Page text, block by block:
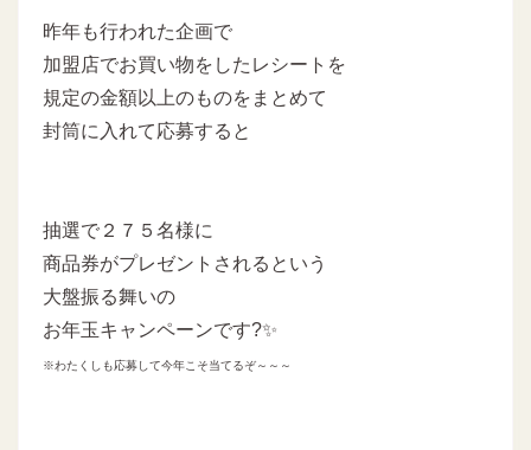
昨年も行われた企画で
加盟店でお買い物をしたレシートを
規定の金額以上のものをまとめて
封筒に入れて応募すると
抽選で２７５名様に
商品券がプレゼントされるという
大盤振る舞いの
お年玉キャンペーンです?✨
※わたくしも応募して今年こそ当てるぞ～～～